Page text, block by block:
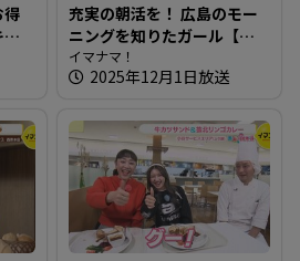
得
充実の朝活を！ 広島のモー
ニングを知りたガール【街
ネタ！知りたガール】
イマナマ！
2025年12月1日放送